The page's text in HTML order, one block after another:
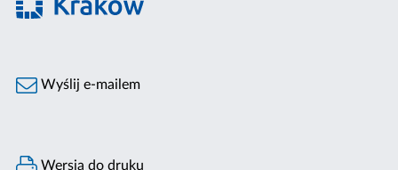
Wyślij e-mailem
Wersja do druku